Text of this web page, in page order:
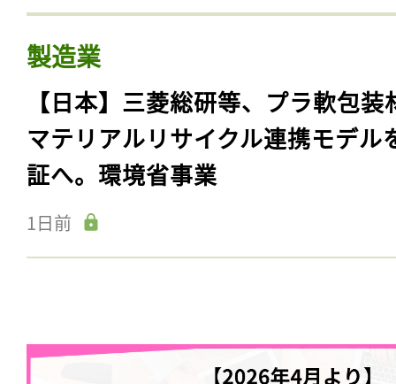
製造業
【日本】三菱総研等、プラ軟包装
マテリアルリサイクル連携モデル
証へ。環境省事業
1日前